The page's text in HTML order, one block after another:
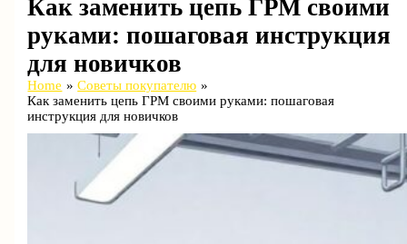
Как заменить цепь ГРМ своими
руками: пошаговая инструкция
для новичков
Home
Советы покупателю
Как заменить цепь ГРМ своими руками: пошаговая
инструкция для новичков